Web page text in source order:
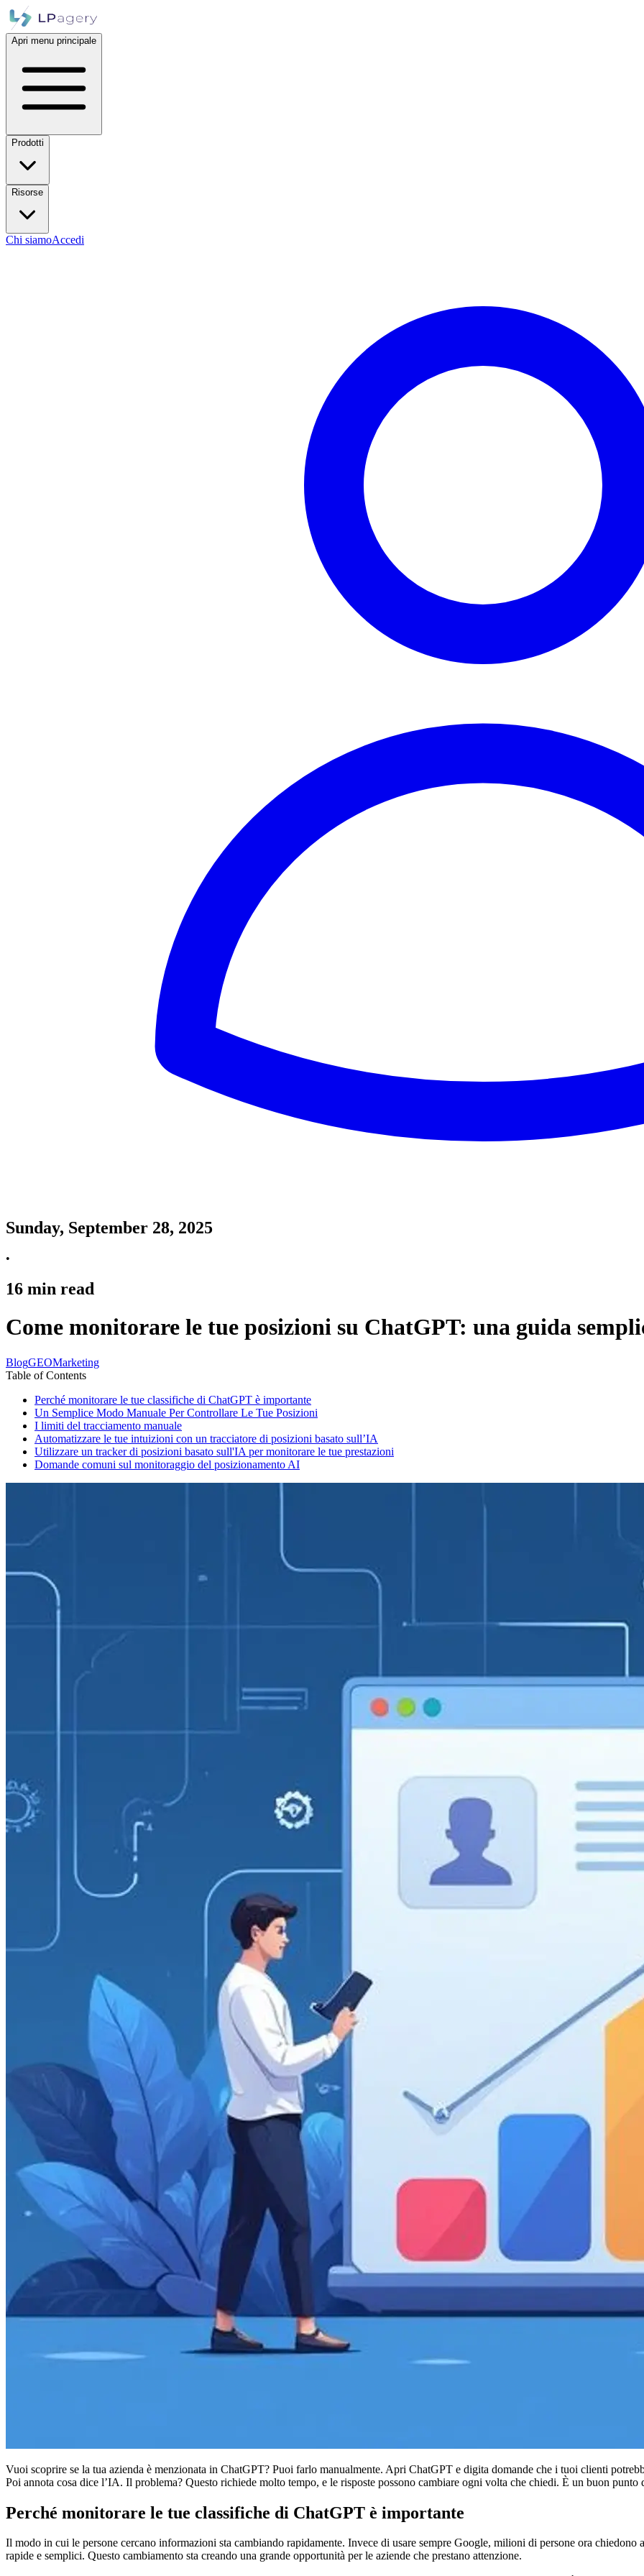
Apri menu principale
Prodotti
Risorse
Chi siamoAccedi
Sunday, September 28, 2025
•
16 min read
Come monitorare le tue posizioni su ChatGPT: una guida
BlogGEOMarketing
Table of Contents
Perché monitorare le tue classifiche di ChatGPT è importante
Un Semplice Modo Manuale Per Controllare Le Tue Posizioni
I limiti del tracciamento manuale
Automatizzare le tue intuizioni con un tracciatore di posizioni basato sull’IA
Utilizzare un tracker di posizioni basato sull'IA per monitorare le tue prestazioni
Domande comuni sul monitoraggio del posizionamento AI
Vuoi scoprire se la tua azienda è menzionata in ChatGPT? Puoi farlo manualmente. Apri ChatGPT e digita domande che i tuoi clienti
Poi annota cosa dice l’IA. Il problema? Questo richiede molto tempo, e le risposte possono cambiare ogni volta che chiedi. È un buon punto
Perché monitorare le tue classifiche di ChatGPT è importante
Il modo in cui le persone cercano informazioni sta cambiando rapidamente. Invece di usare sempre Google, milioni di persone ora
rapide e semplici. Questo cambiamento sta creando una grande opportunità per le aziende che prestano attenzione.